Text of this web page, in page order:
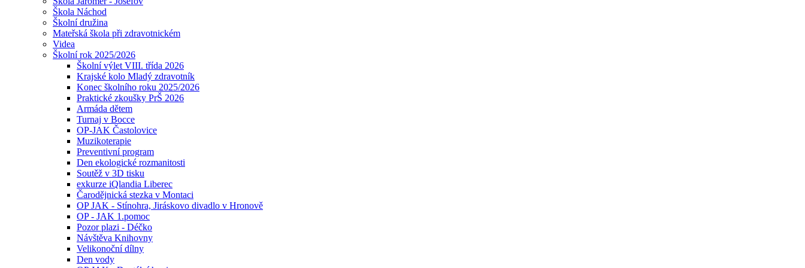
Škola Náchod
Školní družina
Mateřská škola při zdravotnickém
Videa
Školní rok 2025/2026
Školní výlet VIII. třída 2026
Krajské kolo Mladý zdravotník
Konec školního roku 2025/2026
Praktické zkoušky PrŠ 2026
Armáda dětem
Turnaj v Bocce
OP-JAK Častolovice
Muzikoterapie
Preventivní program
Den ekologické rozmanitosti
Soutěž v 3D tisku
exkurze iQlandia Liberec
Čarodějnická stezka v Montaci
OP JAK - Stínohra, Jiráskovo divadlo v Hronově
OP - JAK 1.pomoc
Pozor plazi - Déčko
Návštěva Knihovny
Velikonoční dílny
Den vody